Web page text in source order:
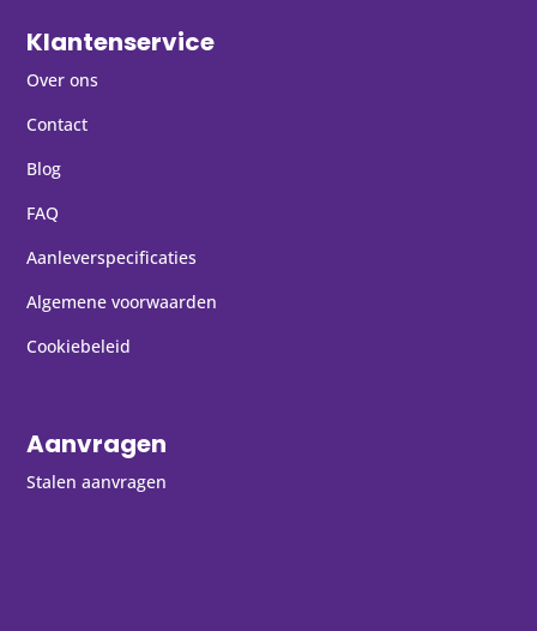
Klantenservice
Over ons
Contact
Blog
FAQ
Aanleverspecificaties
Algemene voorwaarden
Cookiebeleid
Aanvragen
Stalen aanvragen